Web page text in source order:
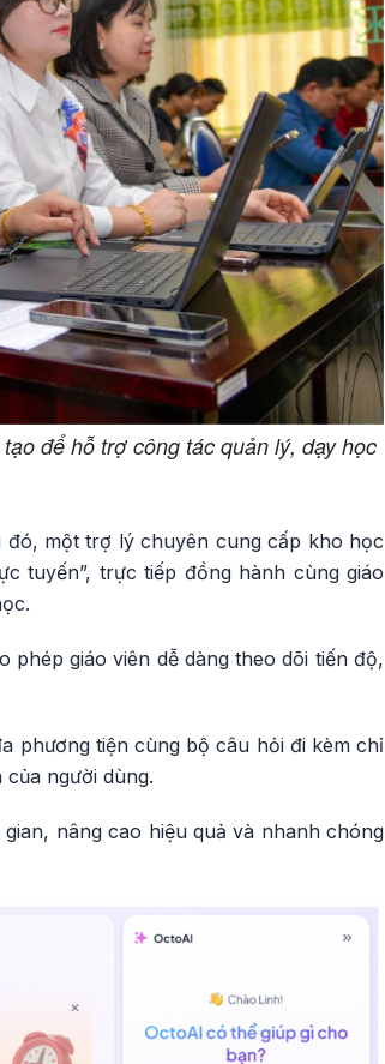
để hỗ trợ công tác quản lý, dạy học
một trợ lý chuyên cung cấp kho học
tuyến”, trực tiếp đồng hành cùng giáo
giáo viên dễ dàng theo dõi tiến độ,
phương tiện cùng bộ câu hỏi đi kèm chỉ
người dùng.
nâng cao hiệu quả và nhanh chóng